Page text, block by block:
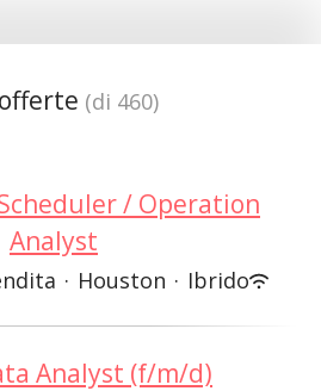
(di 460)
/ Operation
Analyst
· Houston · Ibrido
Analyst (f/m/d)